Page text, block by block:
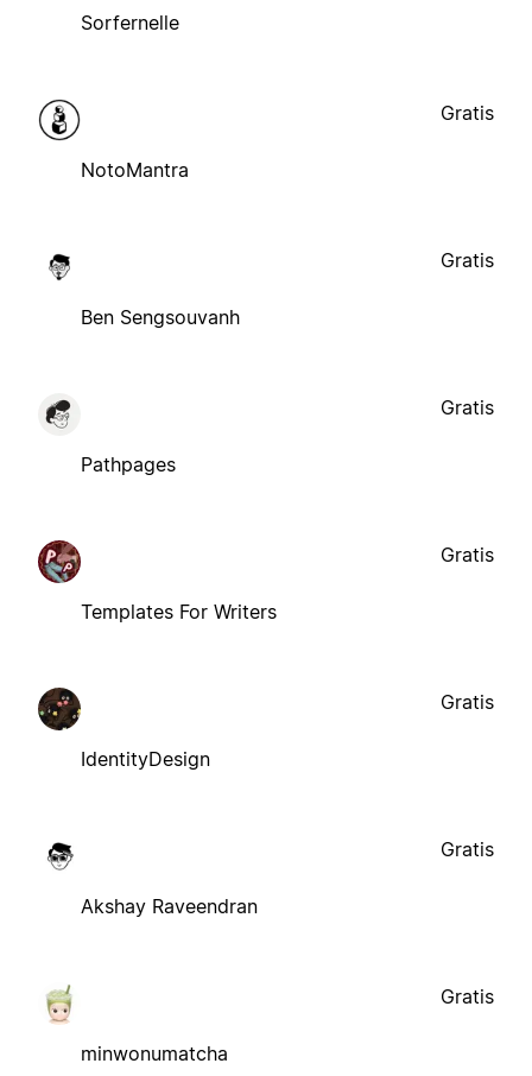
Sorfernelle
NotoMantra
Gratis
Ben Sengsouvanh
Gratis
Pathpages
Gratis
Templates For Writers
Gratis
IdentityDesign
Gratis
Akshay Raveendran
Gratis
minwonumatcha
Gratis